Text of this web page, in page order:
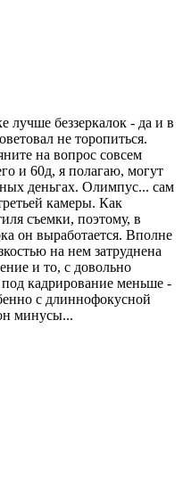
лучше беззеркалок - да и в
не торопиться.
на вопрос совсем
и 60д, я полагаю, могут
деньгах. Олимпус... сам
камеры. Как
съемки, поэтому, в
он выработается. Вполне
на нем затруднена
и то, с довольно
кадрирование меньше -
с длиннофокусной
минусы...